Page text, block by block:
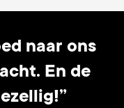
naar ons
En de